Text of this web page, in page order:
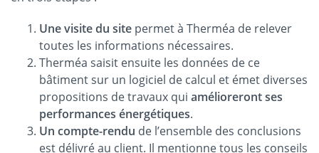
Une visite du site permet à Therméa de relever
toutes les informations nécessaires.
Therméa saisit ensuite les données de ce
bâtiment sur un logiciel de calcul et émet diverses
propositions de travaux qui amélioreront ses
performances énergétiques.
Un compte-rendu de l’ensemble des conclusions
est délivré au client. Il mentionne tous les conseils